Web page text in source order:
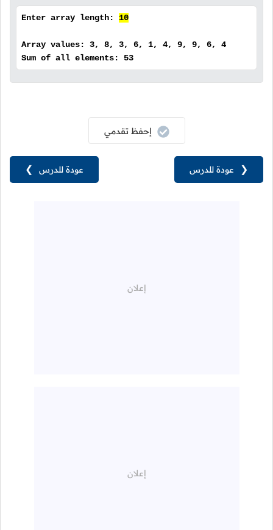
Enter array length: 10
Array values: 3, 8, 3, 6, 1, 4, 9, 9, 6, 4
Sum of all elements: 53
عودة للدرس ❯
إحفظ تقدمي
❮ عودة للدرس